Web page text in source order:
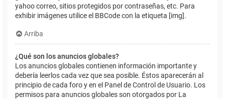
yahoo correo, sitios protegidos por contraseñas, etc. Para
exhibir imágenes utilice el BBCode con la etiqueta [img].
Arriba
¿Qué son los anuncios globales?
Los anuncios globales contienen información importante y
debería leerlos cada vez que sea posible. Éstos aparecerán al
principio de cada foro y en el Panel de Control de Usuario. Los
permisos para anuncios globales son otorgados por La